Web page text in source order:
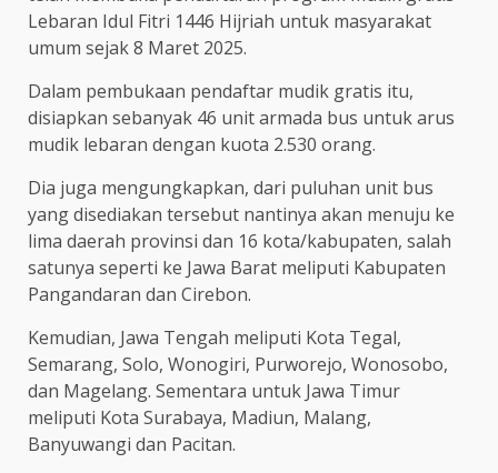
Lebaran Idul Fitri 1446 Hijriah untuk masyarakat
umum sejak 8 Maret 2025.
Dalam pembukaan pendaftar mudik gratis itu,
disiapkan sebanyak 46 unit armada bus untuk arus
mudik lebaran dengan kuota 2.530 orang.
Dia juga mengungkapkan, dari puluhan unit bus
yang disediakan tersebut nantinya akan menuju ke
lima daerah provinsi dan 16 kota/kabupaten, salah
satunya seperti ke Jawa Barat meliputi Kabupaten
Pangandaran dan Cirebon.
Kemudian, Jawa Tengah meliputi Kota Tegal,
Semarang, Solo, Wonogiri, Purworejo, Wonosobo,
dan Magelang. Sementara untuk Jawa Timur
meliputi Kota Surabaya, Madiun, Malang,
Banyuwangi dan Pacitan.